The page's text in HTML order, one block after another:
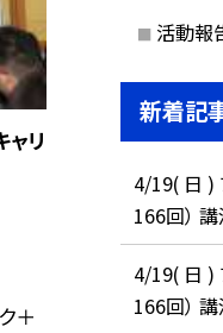
ャリ
＋
活動報
新着記
4/19( 日 )
166回） 講
4/19( 日 )
166回） 講